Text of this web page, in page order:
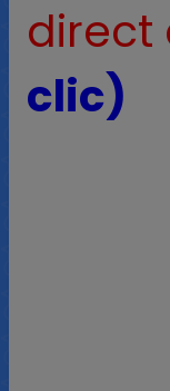
direct
clic)